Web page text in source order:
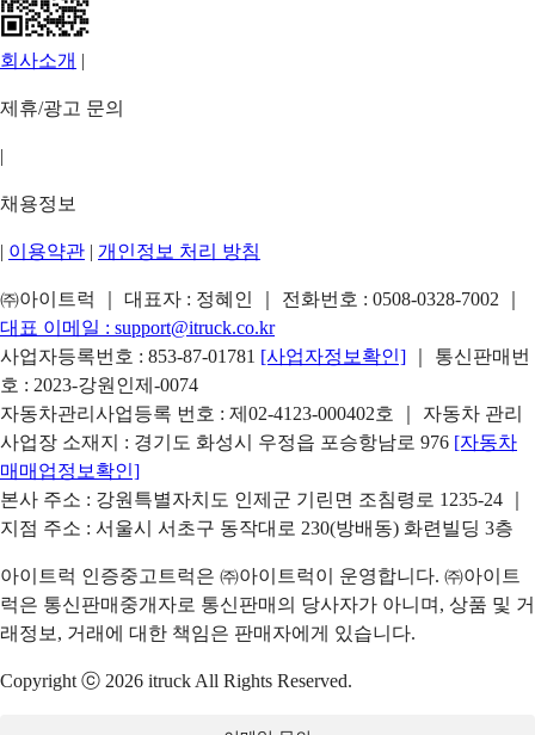
회사소개 |
제휴/광고 문의
|
채용정보
| 이용약관 | 개인정보 처리 방침
㈜아이트럭 ｜ 대표자 : 정혜인 ｜ 전화번호 : 0508-0328-7002
대표 이메일 : support@itruck.co.kr
사업자등록번호 : 853-87-01781 [사업자정보확인]
｜ 통신판매번
호 : 2023-강원인제-0074
자동차관리사업등록 번호 : 제02-4123-000402호 ｜ 자동차 관리
사업장 소재지 : 경기도 화성시 우정읍 포승항남로 976 [자동차
매매업정보확인]
본사 주소 : 강원특별자치도 인제군 기린면 조침령로 1235-24 ｜
지점 주소 : 서울시 서초구 동작대로 230(방배동) 화련빌딩 3층
아이트럭 인증중고트럭은 ㈜아이트럭이 운영합니다. ㈜아이트
럭은 통신판매중개자로 통신판매의 당사자가 아니며, 상품 및 거
래정보, 거래에 대한 책임은 판매자에게 있습니다.
Copyright ⓒ 2026 itruck All Rights Reserved.